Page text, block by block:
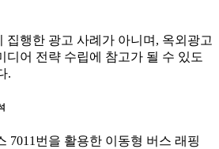
집행한 광고 사례가 아니며, 옥외광고
디어 전략 수립에 참고가 될 수 있도
.
7011번을 활용한 이동형 버스 래핑